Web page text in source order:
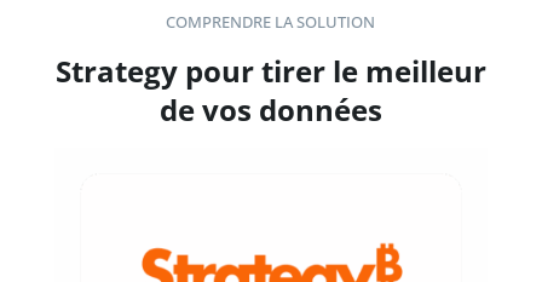
COMPRENDRE LA SOLUTION
Strategy pour tirer le meilleur
de vos données